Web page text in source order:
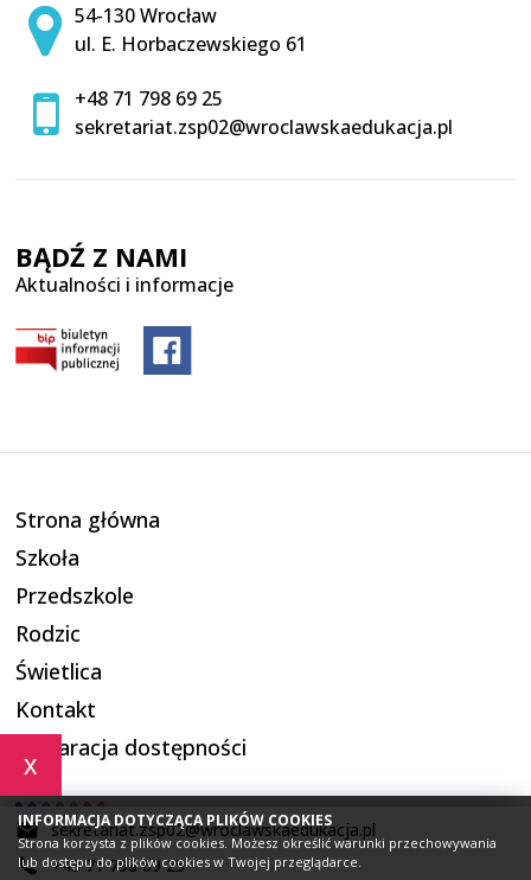
x
INFORMACJA DOTYCZĄCA PLIKÓW COOKIES
Strona korzysta z plików cookies. Możesz określić warunki przechowywania
lub dostępu do plików cookies w Twojej przeglądarce.
sekretariat.zsp02@wroclawskaedukacja.pl
+48 71 798 69 25
Adres pocztowy:
54-130 Wrocław
ul. E. Horbaczewskiego 61
+48 71 798 69 25
sekretariat.zsp02@wroclawskaedukacja.pl
BĄDŹ Z NAMI
Aktualności i informacje
Strona główna
Szkoła
Przedszkole
Rodzic
Świetlica
Kontakt
Deklaracja dostępności